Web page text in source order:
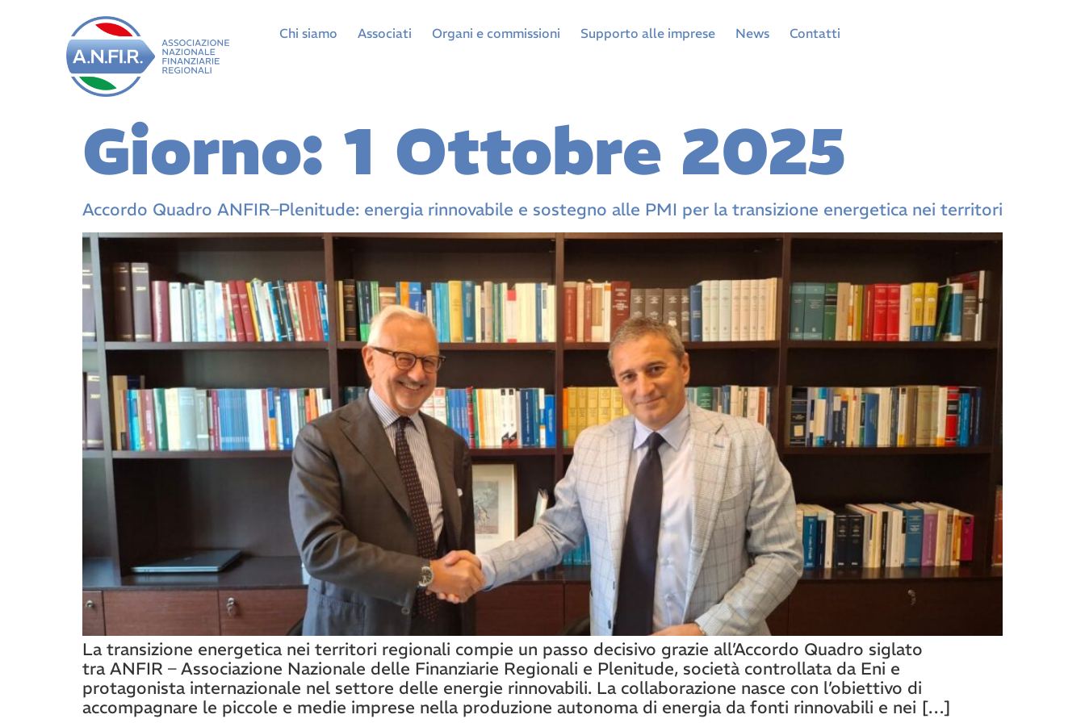
Chi siamo Associati Organi e commissioni Supporto alle imprese News Contatti
Giorno: 1 Ottobre 2025
Accordo Quadro ANFIR–Plenitude: energia rinnovabile e sostegno alle PMI per la transizione energetica nei territori
La transizione energetica nei territori regionali compie un passo decisivo grazie all’Accordo Quadro siglato
tra ANFIR – Associazione Nazionale delle Finanziarie Regionali e Plenitude, società controllata da Eni e
protagonista internazionale nel settore delle energie rinnovabili. La collaborazione nasce con l’obiettivo di
accompagnare le piccole e medie imprese nella produzione autonoma di energia da fonti rinnovabili e nei […]